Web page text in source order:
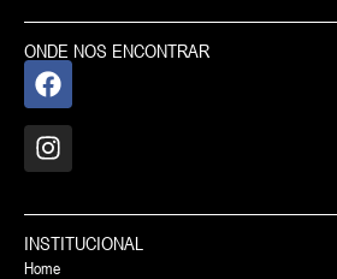
ONDE NOS ENCONTRAR
INSTITUCIONAL
Home